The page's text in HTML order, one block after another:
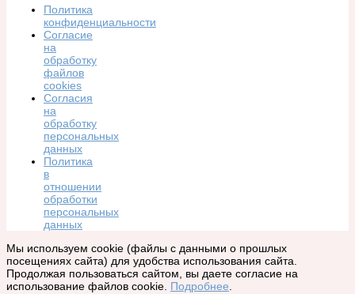
Политика
конфиденциальности
Согласие
на
обработку
файлов
cookies
Согласия
на
обработку
персональных
данных
Политика
в
отношении
обработки
персональных
данных
Мы используем cookie (файлы с данными о прошлых
посещениях сайта) для удобства использования сайта.
Продолжая пользоваться сайтом, вы даете согласие на
использование файлов cookie. Подробнее.